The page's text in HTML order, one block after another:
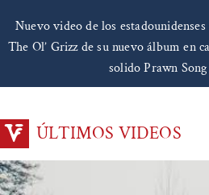
Nuevo video de los
The Ol’ Grizz de su nuevo álbum en
solido Prawn
ÚLTIMOS VIDEOS